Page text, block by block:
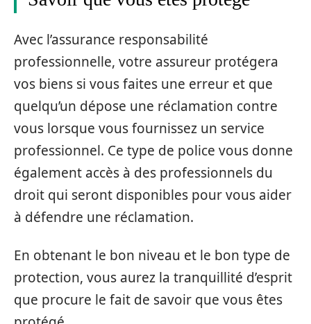
Avec l’assurance responsabilité
professionnelle, votre assureur protégera
vos biens si vous faites une erreur et que
quelqu’un dépose une réclamation contre
vous lorsque vous fournissez un service
professionnel. Ce type de police vous donne
également accès à des professionnels du
droit qui seront disponibles pour vous aider
à défendre une réclamation.
En obtenant le bon niveau et le bon type de
protection, vous aurez la tranquillité d’esprit
que procure le fait de savoir que vous êtes